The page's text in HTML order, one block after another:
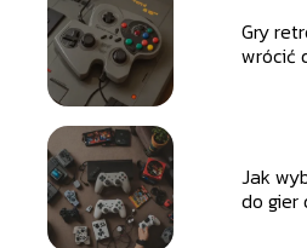
Gry
wrócić
Jak
do gier